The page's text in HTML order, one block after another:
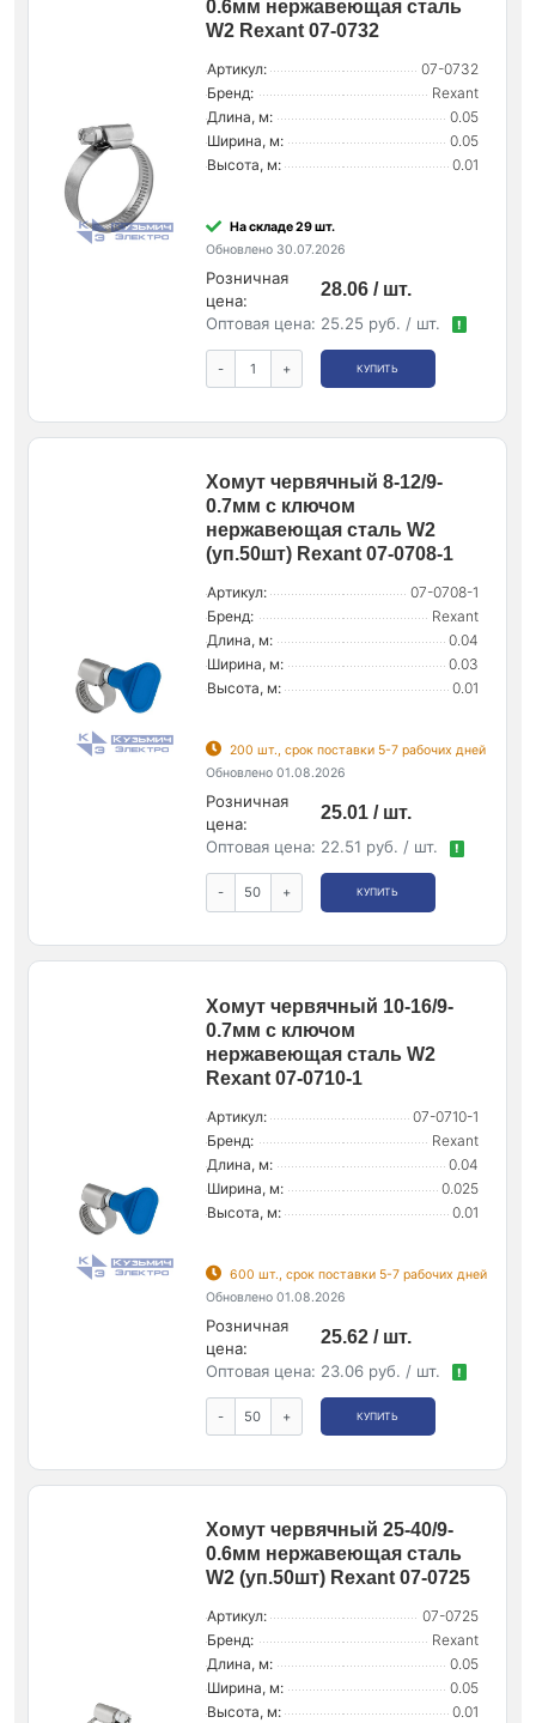
0.6мм нержавеющая сталь
W2 Rexant 07-0732
Артикул:
07-0732
Бренд:
Rexant
Длина, м:
0.05
Ширина, м:
0.05
Высота, м:
0.01
На складе 29 шт.
Обновлено 30.07.2026
Розничная
цена:
28.06 / шт.
Оптовая цена: 25.25 руб. / шт. !
- + КУПИТЬ
Хомут червячный 8-12/9-
0.7мм с ключом
нержавеющая сталь W2
(уп.50шт) Rexant 07-0708-1
Артикул:
07-0708-1
Бренд:
Rexant
Длина, м:
0.04
Ширина, м:
0.03
Высота, м:
0.01
200 шт., срок поставки 5-7 рабочих дней
Обновлено 01.08.2026
Розничная
цена:
25.01 / шт.
Оптовая цена: 22.51 руб. / шт. !
- + КУПИТЬ
Хомут червячный 10-16/9-
0.7мм с ключом
нержавеющая сталь W2
Rexant 07-0710-1
Артикул:
07-0710-1
Бренд:
Rexant
Длина, м:
0.04
Ширина, м:
0.025
Высота, м:
0.01
600 шт., срок поставки 5-7 рабочих дней
Обновлено 01.08.2026
Розничная
цена:
25.62 / шт.
Оптовая цена: 23.06 руб. / шт. !
- + КУПИТЬ
Хомут червячный 25-40/9-
0.6мм нержавеющая сталь
W2 (уп.50шт) Rexant 07-0725
Артикул:
07-0725
Бренд:
Rexant
Длина, м:
0.05
Ширина, м:
0.05
Высота, м:
0.01